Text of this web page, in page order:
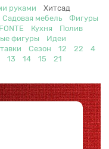
руками
Хитсад
Садовая мебель
Фигуры
Кухня
Полив
фигуры
Идеи
Сезон 12 22
4
13 14 15 21